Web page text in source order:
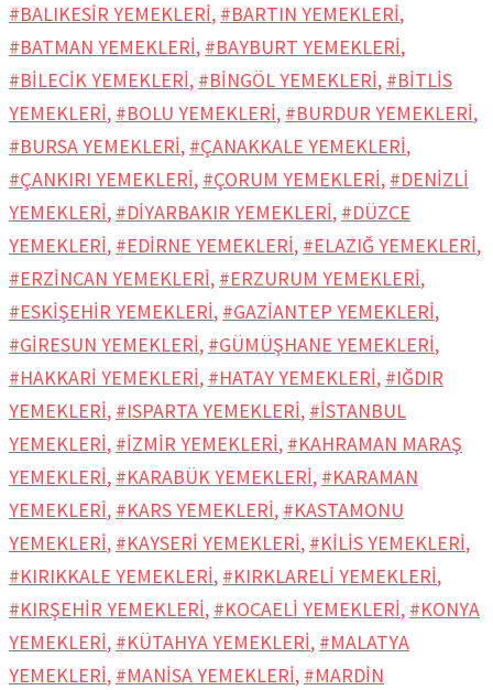
#BALIKESİR YEMEKLERİ, #BARTIN YEMEKLERİ,
#BATMAN YEMEKLERİ, #BAYBURT YEMEKLERİ,
#BİLECİK YEMEKLERİ, #BİNGÖL YEMEKLERİ, #BİTLİS
YEMEKLERİ, #BOLU YEMEKLERİ, #BURDUR YEMEKLERİ,
#BURSA YEMEKLERİ, #ÇANAKKALE YEMEKLERİ,
#ÇANKIRI YEMEKLERİ, #ÇORUM YEMEKLERİ, #DENİZLİ
YEMEKLERİ, #DİYARBAKIR YEMEKLERİ, #DÜZCE
YEMEKLERİ, #EDİRNE YEMEKLERİ, #ELAZIĞ YEMEKLERİ,
#ERZİNCAN YEMEKLERİ, #ERZURUM YEMEKLERİ,
#ESKİŞEHİR YEMEKLERİ, #GAZİANTEP YEMEKLERİ,
#GİRESUN YEMEKLERİ, #GÜMÜŞHANE YEMEKLERİ,
#HAKKARİ YEMEKLERİ, #HATAY YEMEKLERİ, #IĞDIR
YEMEKLERİ, #ISPARTA YEMEKLERİ, #İSTANBUL
YEMEKLERİ, #İZMİR YEMEKLERİ, #KAHRAMAN MARAŞ
YEMEKLERİ, #KARABÜK YEMEKLERİ, #KARAMAN
YEMEKLERİ, #KARS YEMEKLERİ, #KASTAMONU
YEMEKLERİ, #KAYSERİ YEMEKLERİ, #KİLİS YEMEKLERİ,
#KIRIKKALE YEMEKLERİ, #KIRKLARELİ YEMEKLERİ,
#KIRŞEHİR YEMEKLERİ, #KOCAELİ YEMEKLERİ, #KONYA
YEMEKLERİ, #KÜTAHYA YEMEKLERİ, #MALATYA
YEMEKLERİ, #MANİSA YEMEKLERİ, #MARDİN